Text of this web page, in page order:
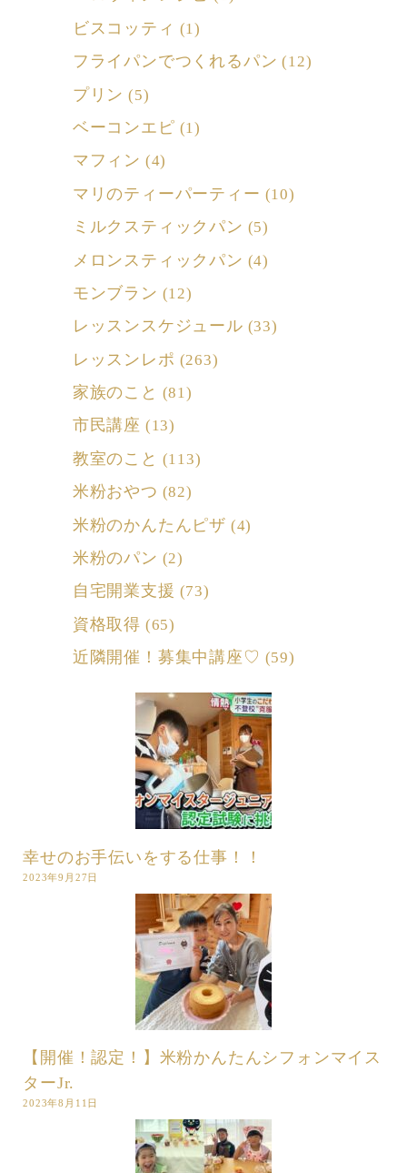
ビスコッティ (1)
フライパンでつくれるパン (12)
プリン (5)
ベーコンエピ (1)
マフィン (4)
マリのティーパーティー (10)
ミルクスティックパン (5)
メロンスティックパン (4)
モンブラン (12)
レッスンスケジュール (33)
レッスンレポ (263)
家族のこと (81)
市民講座 (13)
教室のこと (113)
米粉おやつ (82)
米粉のかんたんピザ (4)
米粉のパン (2)
自宅開業支援 (73)
資格取得 (65)
近隣開催！募集中講座♡ (59)
幸せのお手伝いをする仕事！！
2023年9月27日
【開催！認定！】米粉かんたんシフォンマイス
ターJr.
2023年8月11日